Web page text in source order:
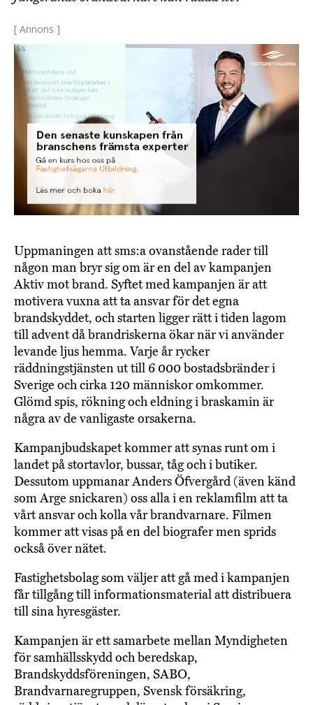
[ Annons ]
Uppmaningen att sms:a ovanstående rader till
någon man bryr sig om är en del av kampanjen
Aktiv mot brand. Syftet med kampanjen är att
motivera vuxna att ta ansvar för det egna
brandskyddet, och starten ligger rätt i tiden lagom
till advent då brandriskerna ökar när vi använder
levande ljus hemma. Varje år rycker
räddningstjänsten ut till 6 000 bostadsbränder i
Sverige och cirka 120 människor omkommer.
Glömd spis, rökning och eldning i braskamin är
några av de vanligaste orsakerna.
Kampanjbudskapet kommer att synas runt om i
landet på stortavlor, bussar, tåg och i butiker.
Dessutom uppmanar Anders Öfvergård (även känd
som Arge snickaren) oss alla i en reklamfilm att ta
vårt ansvar och kolla vår brandvarnare. Filmen
kommer att visas på en del biografer men sprids
också över nätet.
Fastighetsbolag som väljer att gå med i kampanjen
får tillgång till informationsmaterial att distribuera
till sina hyresgäster.
Kampanjen är ett samarbete mellan Myndigheten
för samhällsskydd och beredskap,
Brandskyddsföreningen, SABO,
Brandvarnaregruppen, Svensk försäkring,